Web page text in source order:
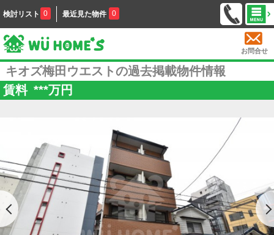
検討リスト 0 最近見た物件 0
お問合せ
キオズ梅田ウエストの過去掲載物件情報
賃料 ***万円